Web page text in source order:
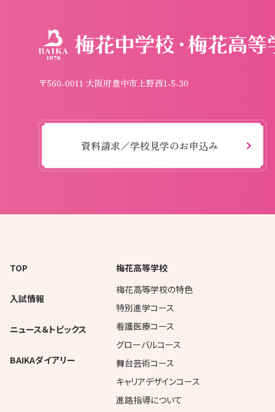
〒560-0011 大阪府豊中市上野西1-5-30
資料請求／学校見学のお申込み
TOP
入試情報
ニュース＆トピックス
BAIKAダイアリー
梅花高等学校
梅花高等学校の特色
特別進学コース
看護医療コース
グローバルコース
舞台芸術コース
キャリアデザインコース
進路指導について